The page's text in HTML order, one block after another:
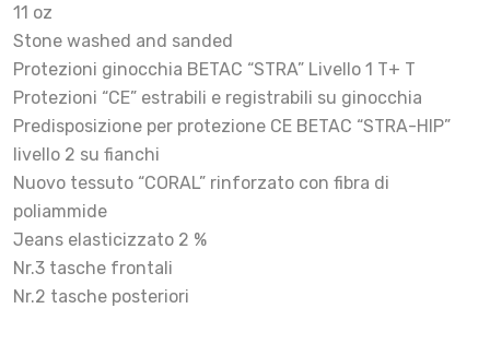
11 oz
Stone washed and sanded
Protezioni ginocchia BETAC “STRA” Livello 1 T+ T
Protezioni “CE” estrabili e registrabili su ginocchia
Predisposizione per protezione CE BETAC “STRA-HIP”
livello 2 su fianchi
Nuovo tessuto “CORAL” rinforzato con fibra di
poliammide
Jeans elasticizzato 2 %
Nr.3 tasche frontali
Nr.2 tasche posteriori